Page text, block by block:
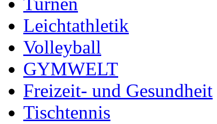
Leichtathletik
Volleyball
GYMWELT
Freizeit- und Gesundheit
Tischtennis